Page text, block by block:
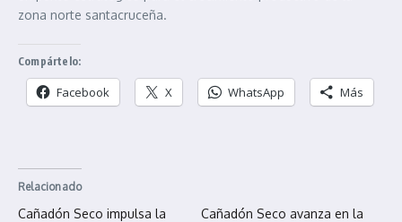
zona norte santacruceña.
Compártelo:
Facebook X WhatsApp Más
Relacionado
Cañadón Seco impulsa la
Cañadón Seco avanza en la